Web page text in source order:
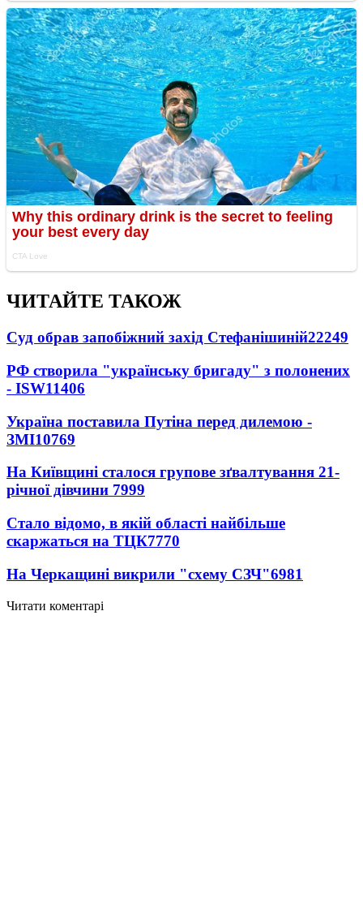
ЧИТАЙТЕ ТАКОЖ
Суд обрав запобіжний захід Стефанішиній22249
РФ створила "українську бригаду" з полонених
- ISW11406
Україна поставила Путіна перед дилемою -
ЗМІ10769
На Київщині сталося групове зґвалтування 21-
річної дівчини 7999
Стало відомо, в якій області найбільше
скаржаться на ТЦК7770
На Черкащині викрили "схему СЗЧ"6981
Читати коментарі